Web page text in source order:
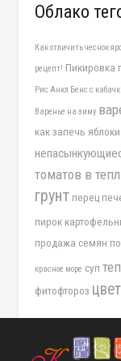
Облако
Как отличить чеснок
рецепт! Пикировка
Рис Анкл Бенс с
Варенье на зиму
как запечь
томатов в
грунт перец
пирок
продажа семян
красное море суп
фитофтороз